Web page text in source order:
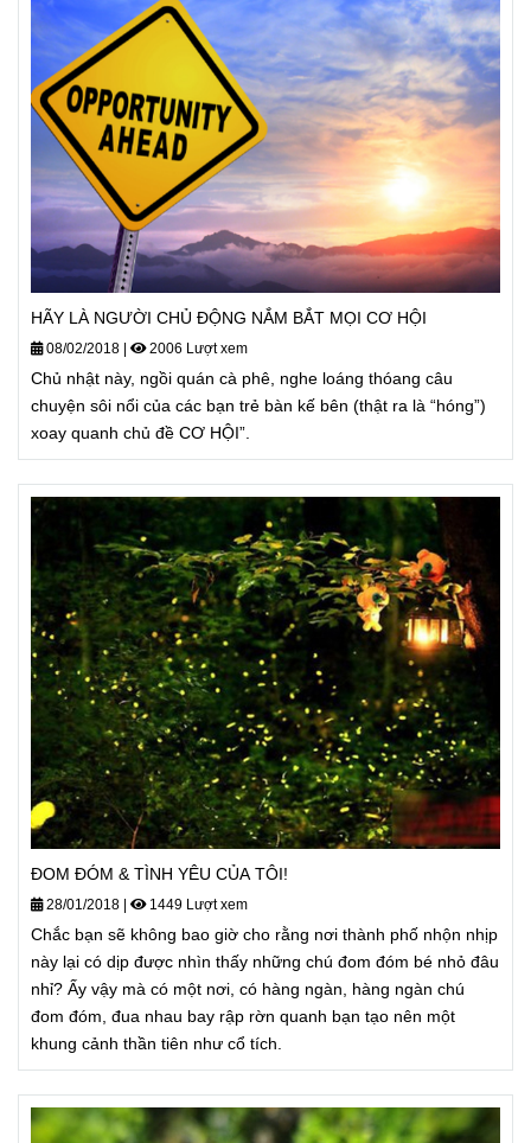
HÃY LÀ NGƯỜI CHỦ ĐỘNG NẮM BẮT MỌI CƠ HỘI
08/02/2018 | 2006 Lượt xem
Chủ nhật này, ngồi quán cà phê, nghe loáng thóang câu
chuyện sôi nổi của các bạn trẻ bàn kế bên (thật ra là “hóng”)
xoay quanh chủ đề CƠ HỘI”.
ĐOM ĐÓM & TÌNH YÊU CỦA TÔI!
28/01/2018 | 1449 Lượt xem
Chắc bạn sẽ không bao giờ cho rằng nơi thành phố nhộn nhịp
này lại có dịp được nhìn thấy những chú đom đóm bé nhỏ đâu
nhỉ? Ấy vậy mà có một nơi, có hàng ngàn, hàng ngàn chú
đom đóm, đua nhau bay rập rờn quanh bạn tạo nên một
khung cảnh thần tiên như cổ tích.